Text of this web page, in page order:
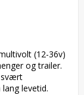
(12-36v)
og trailer.
svært
levetid.